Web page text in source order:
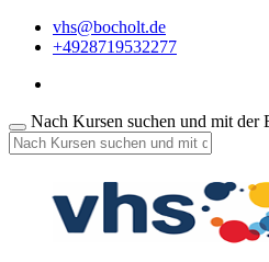
vhs@bocholt.de
+4928719532277
Nach Kursen suchen und mit der